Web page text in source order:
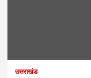
उत्तराखंड